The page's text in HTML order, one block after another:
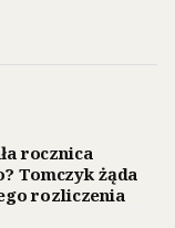
rocznica
Tomczyk żąda
rozliczenia